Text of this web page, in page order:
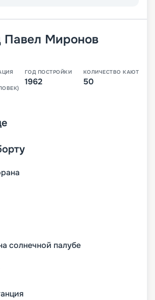
Павел Миронов
ГОД ПОСТРОЙКИ
1962
КОЛИЧЕСТВО КАЮТ
50
солнечной палубе